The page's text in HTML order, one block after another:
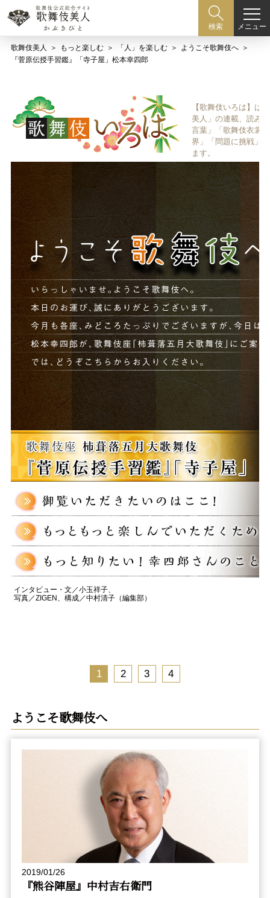
検索 メニュー
歌舞伎美人 もっと楽しむ 「人」を楽しむ
ようこそ歌舞伎へ
『菅原伝授手習鑑』「寺子屋」松本幸四郎
【歌舞伎いろは】は
美人」の連載、読み
言葉」「歌舞伎衣裳
界」「問題に挑戦」
ます。
インタビュー・文／小玉祥子、
写真／ZIGEN、構成／中村清子（編集部）
1 2 3 4
ようこそ歌舞伎へ
2019/01/26
『熊谷陣屋』中村吉右衛門